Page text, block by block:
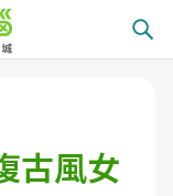
古風女